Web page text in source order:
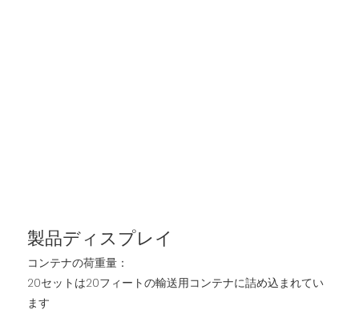
製品ディスプレイ
コンテナの荷重量：
20セットは20フィートの輸送用コンテナに詰め込まれてい
ます